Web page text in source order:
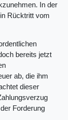
In der
Rücktritt vom
bereits jetzt
ab, die ihm
dieser
Forderung